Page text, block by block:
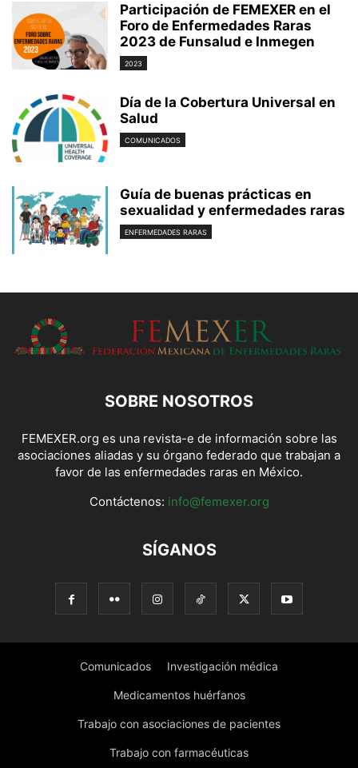
Participación de FEMEXER en el
Foro de Enfermedades Raras
2023 de Funsalud e Inmegen
2023
Día de la Cobertura Universal en
Salud
COMUNICADOS
Guía de buenas prácticas en
sexualidad y enfermedades raras
ENFERMEDADES RARAS
SOBRE NOSOTROS
FEMEXER.org es una revista-e de información sobre las
asociaciones aliadas y su órgano federado que trabajan a
favor de las enfermedades raras en México.
Contáctenos: info@femexer.org
SÍGANOS
Comunicados Investigación médica
Medicamentos huérfanos
Trabajo con asociaciones de pacientes
Trabajo con farmacéuticas